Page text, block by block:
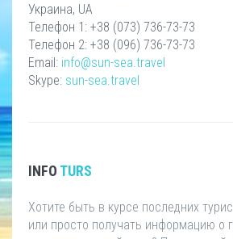
Украина, UA
Телефон 1: +38 (073) 736-73-73
Телефон 2: +38 (096) 736-73-73
Email: info@sun-sea.travel
Skype: sun-sea.travel
INFO TURS
Хотите быть в курсе последних
или просто получать информацию о